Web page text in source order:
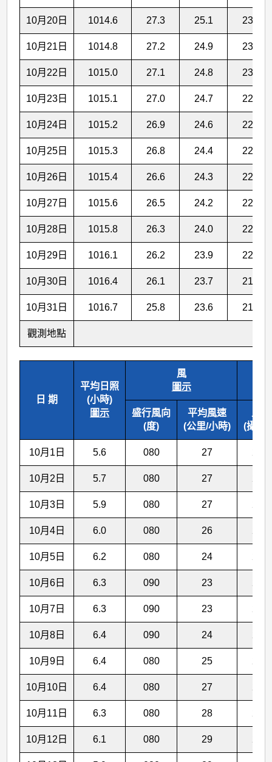
10月20日 1014.6 27.3 25.1 23.4
10月21日 1014.8 27.2 24.9 23.2
10月22日 1015.0 27.1 24.8 23.0
10月23日 1015.1 27.0 24.7 22.9
10月24日 1015.2 26.9 24.6 22.8
10月25日 1015.3 26.8 24.4 22.7
10月26日 1015.4 26.6 24.3 22.6
10月27日 1015.6 26.5 24.2 22.4
10月28日 1015.8 26.3 24.0 22.2
10月29日 1016.1 26.2 23.9 22.0
10月30日 1016.4 26.1 23.7 21.9
10月31日 1016.7 25.8 23.6 21.7
觀測地點
日 期
平均日照
(小時)
圖示
風
圖示
盛行風向
(度)
平均風速
(公里/小時)
(攝氏
10月1日 5.6 080 27
10月2日 5.7 080 27
10月3日 5.9 080 27
10月4日 6.0 080 26
10月5日 6.2 080 24
10月6日 6.3 090 23
10月7日 6.3 090 23
10月8日 6.4 090 24
10月9日 6.4 080 25
10月10日 6.4 080 27
10月11日 6.3 080 28
10月12日 6.1 080 29